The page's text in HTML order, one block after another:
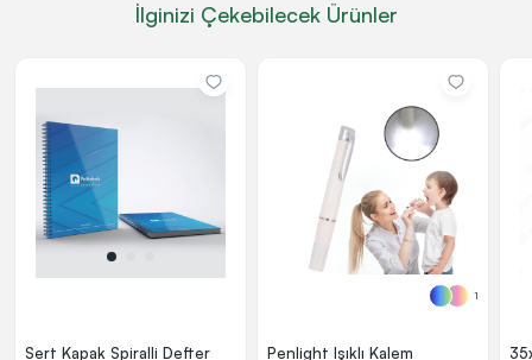
İlginizi Çekebilecek Ürünler
Sert Kapak Spiralli Defter
1
Penlight Işıklı Kalem